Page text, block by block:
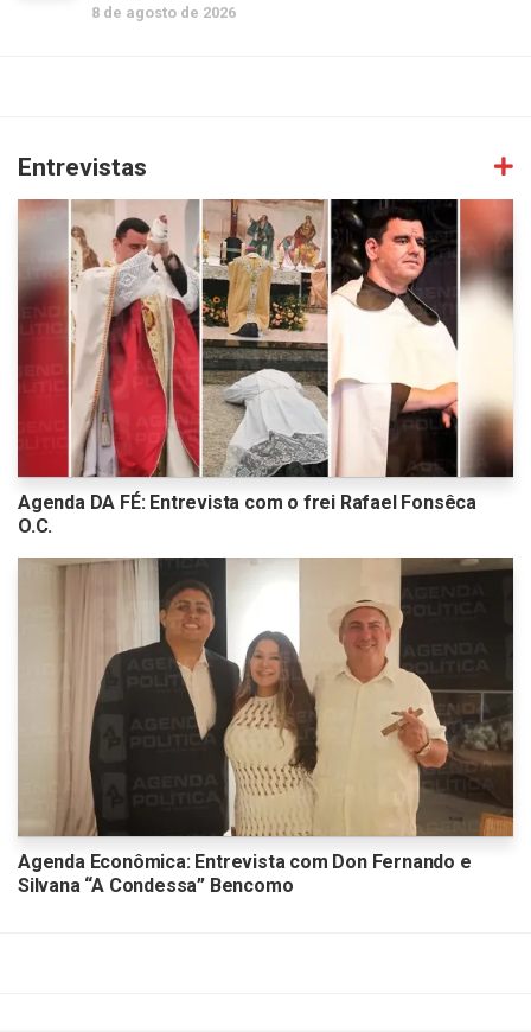
8 de agosto de 2026
Entrevistas
Agenda DA FÉ: Entrevista com o frei Rafael Fonsêca
O.C.
Agenda Econômica: Entrevista com Don Fernando e
Silvana “A Condessa” Bencomo